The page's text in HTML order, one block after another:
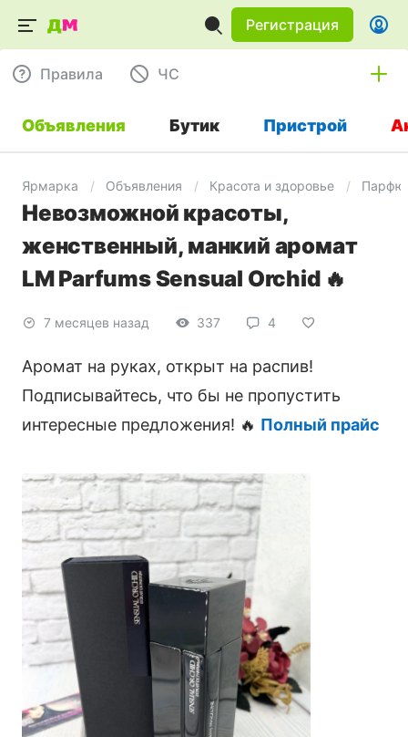
Регистрация
Правила ЧC
Объявления Бутик Пристрой
Ярмарка Объявления Красота и здоровье
Невозможной красоты,
женственный, манкий аромат
LM Parfums Sensual Orchid 🔥
7 месяцев назад 337 4
Аромат на руках, открыт на распив!
Подписывайтесь, что бы не пропустить
интересные предложения! 🔥 Полный прайс